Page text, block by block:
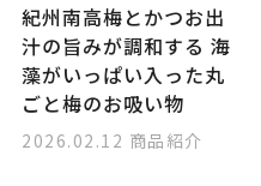
紀州南高梅とかつお出
汁の旨みが調和する 海
藻がいっぱい入った丸
ごと梅のお吸い物
2026.02.12 商品紹介